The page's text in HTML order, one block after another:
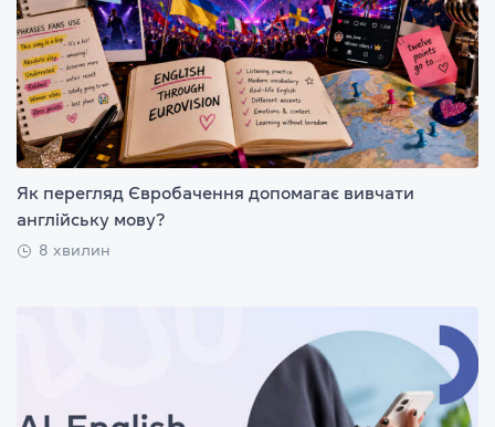
Як перегляд Євробачення допомагає вивчати
англійську мову?
8 хвилин